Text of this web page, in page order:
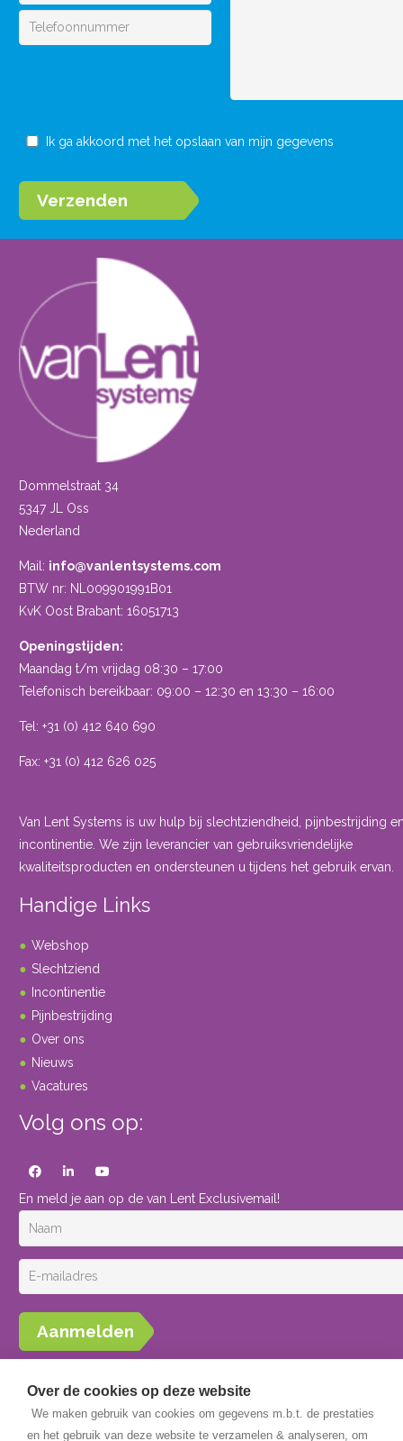
Over de cookies op deze website
We maken gebruik van cookies om gegevens m.b.t. de prestaties
en het gebruik van deze website te verzamelen & analyseren, om
Ik ga akkoord met het opslaan van mijn gegevens
Verzenden
Dommelstraat 34
5347 JL Oss
Nederland
Mail: info@vanlentsystems.com
BTW nr: NL009901991B01
KvK Oost Brabant: 16051713
Openingstijden:
Maandag t/m vrijdag 08:30 – 17:00
Telefonisch bereikbaar: 09:00 – 12:30 en 13:30 – 16:00
Tel: +31 (0) 412 640 690
Fax: +31 (0) 412 626 025
Van Lent Systems is uw hulp bij slechtziendheid, pijnbestrijding
incontinentie. We zijn leverancier van gebruiksvriendelijke
kwaliteitsproducten en ondersteunen u tijdens het gebruik ervan.
Handige Links
Webshop
Slechtziend
Incontinentie
Pijnbestrijding
Over ons
Nieuws
Vacatures
Volg ons op:
En meld je aan op de van Lent Exclusivemail!
Aanmelden